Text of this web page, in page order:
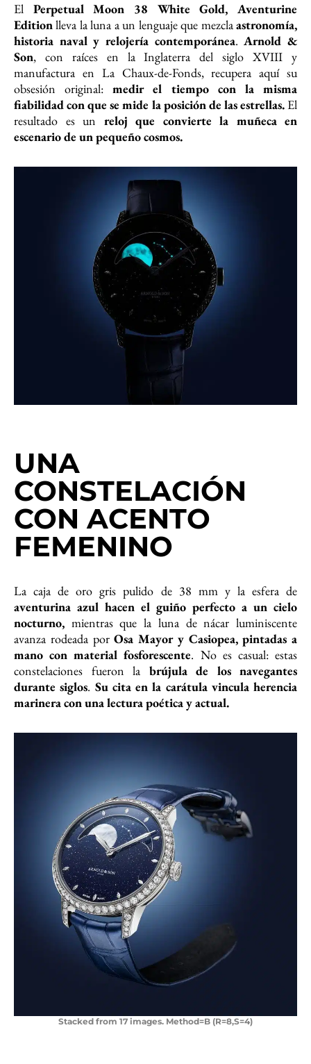
El Perpetual Moon 38 White Gold, Aventurine
Editionlleva la luna a un lenguaje que mezclaastronomía,
historia naval y relojería contemporánea.Arnold &
Son, con raíces en la Inglaterra del siglo XVIII y
manufactura en La Chaux-de-Fonds, recupera aquí su
obsesión original:medir el tiempo con la misma
fiabilidad con que se mide la posición de las estrellas.El
resultado es un reloj que convierte la muñeca en
escenario de un pequeño cosmos.
UNA
CONSTELACIÓN
CON ACENTO
FEMENINO
La caja de oro gris pulido de 38 mm y la esfera de
aventurina azul hacen el guiño perfecto a un cielo
nocturno, mientras que la luna de nácar luminiscente
avanza rodeada porOsa Mayor y Casiopea, pintadas a
mano con material fosforescente. No es casual: estas
constelaciones fueron la brújula de los navegantes
durante siglos. Su cita en la carátula vincula herencia
marinera con una lectura poética y actual.
Stacked from 17 images. Method=B (R=8,S=4)